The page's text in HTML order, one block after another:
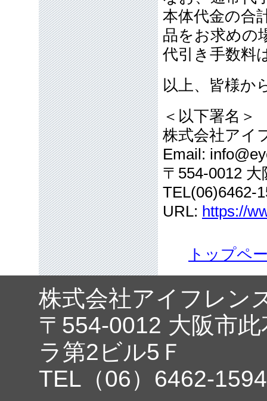
本体代金の合
品をお求めの
代引き手数料
以上、皆様か
＜以下署名＞
株式会社アイ
Email:
〒554-0012
TEL(06)6462-
URL: https://
トップペ
株式会社アイフレン
〒554-0012 大阪市
ラ第2ビル5Ｆ
TEL（06）6462-